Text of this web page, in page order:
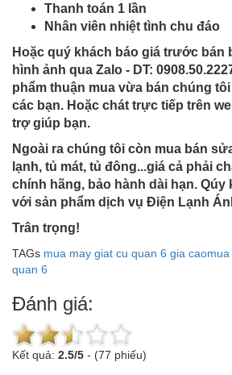
Thanh toán 1 lần
Nhân viên nhiệt tình chu đáo
Hoặc quý khách báo giá trước bán
hình ảnh qua Zalo - DT:
phẩm thuận mua vừa bán chúng
các bạn. Hoặc chát trực tiếp trên
trợ giúp bạn.
Ngoài ra chúng tôi còn mua bán
lạnh, tủ mát, tủ đông...giá cả phải
chính hãng, bảo hành dài hạn. Qúy
với sản phẩm dịch vụ Điện Lạnh
Trân trọng!
TAGs mua may giat cu quan 6 gia cao
quan 6
Đánh giá:
Kết quả: 2.5/5 - (77 phiếu)